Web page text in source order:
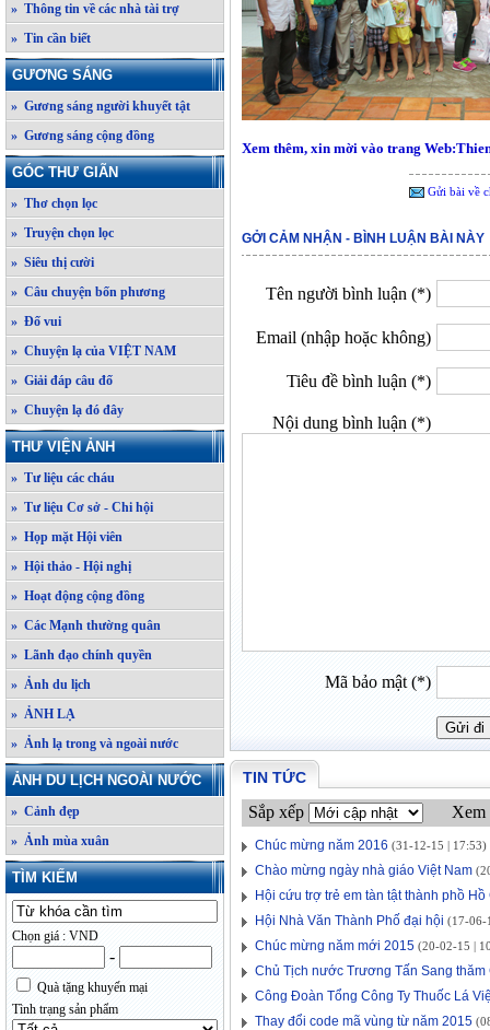
» Thông tin về các nhà tài trợ
» Tin cần biết
GƯƠNG SÁNG
» Gương sáng người khuyết tật
» Gương sáng cộng đồng
GÓC THƯ GIÃN
» Thơ chọn lọc
» Truyện chọn lọc
» Siêu thị cười
» Câu chuyện bốn phương
» Đố vui
» Chuyện lạ của VIỆT NAM
» Giải đáp câu đố
» Chuyện lạ đó đây
THƯ VIỆN ẢNH
» Tư liệu các cháu
» Tư liệu Cơ sở - Chi hội
» Họp mặt Hội viên
» Hội thảo - Hội nghị
» Hoạt động cộng đồng
» Các Mạnh thường quân
» Lãnh đạo chính quyền
» Ảnh du lịch
» ẢNH LẠ
» Ảnh lạ trong và ngoài nước
ẢNH DU LỊCH NGOÀI NƯỚC
» Cảnh đẹp
» Ảnh mùa xuân
TÌM KIẾM
Chọn giá : VND
-
Quà tặng khuyến mại
Tình trạng sản phẩm
Xem thêm, xin mời vào trang
Gửi bài về
GỞI CẢM NHẬN - BÌNH LUẬN BÀI NÀY
Tên người bình luận (*)
Email (nhập hoặc không)
Tiêu đề bình luận (*)
Nội dung bình luận (*)
Mã bảo mật (*)
TIN TỨC
Sắp xếp Xem
Chúc mừng năm 2016 (31-12-15 | 17:53)
Chào mừng ngày nhà giáo Việt Nam
Hội cứu trợ trẻ em tàn tật thành phồ
Hội Nhà Văn Thành Phố đại hội (17-06-
Chúc mừng năm mới 2015 (20-02-15 |
Chủ Tịch nước Trương Tấn Sang
Công Đoàn Tổng Công Ty Thuốc Lá
Thay đổi code mã vùng từ năm 2015